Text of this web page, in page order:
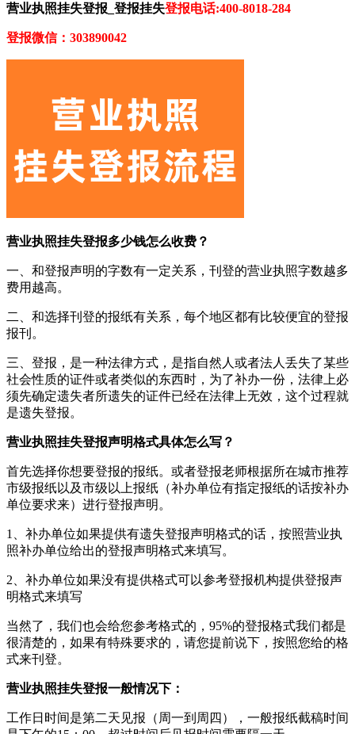
营业执照挂失登报_登报挂失登报电话:400-8018-284
登报微信：303890042
营业执照挂失登报多少钱怎么收费？
一、和登报声明的字数有一定关系，刊登的营业执照字数越多
费用越高。
二、和选择刊登的报纸有关系，每个地区都有比较便宜的登报
报刊。
三、登报，是一种法律方式，是指自然人或者法人丢失了某些
社会性质的证件或者类似的东西时，为了补办一份，法律上必
须先确定遗失者所遗失的证件已经在法律上无效，这个过程就
是遗失登报。
营业执照挂失登报声明格式具体怎么写？
首先选择你想要登报的报纸。或者登报老师根据所在城市推荐
市级报纸以及市级以上报纸（补办单位有指定报纸的话按补办
单位要求来）进行登报声明。
1、补办单位如果提供有遗失登报声明格式的话，按照营业执
照补办单位给出的登报声明格式来填写。
2、补办单位如果没有提供格式可以参考登报机构提供登报声
明格式来填写
当然了，我们也会给您参考格式的，95%的登报格式我们都是
很清楚的，如果有特殊要求的，请您提前说下，按照您给的格
式来刊登。
营业执照挂失登报一般情况下：
工作日时间是第二天见报（周一到周四），一般报纸截稿时间